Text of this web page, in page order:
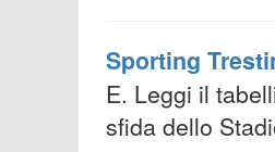
Sporting
E. Leggi il
sfida dello